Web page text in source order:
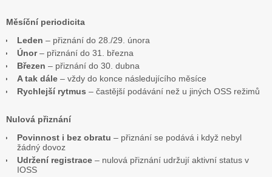
Měsíční periodicita
Leden – přiznání do 28./29. února
Únor– přiznání do 31. března
Březen – přiznání do 30. dubna
A tak dále – vždy do konce následujícího měsíce
Rychlejší rytmus – častější podávání než u jiných OSS režimů
Nulová přiznání
Povinnost i bez obratu – přiznání se podává i když nebyl
žádný dovoz
Udržení registrace – nulová přiznání udržují aktivní status v
IOSS